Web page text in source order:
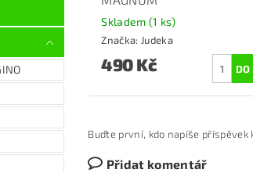
Skladem (1 ks)
Značka: Judeka
490 Kč
Buďte první, kdo napíše příspěvek
Přidat komentář